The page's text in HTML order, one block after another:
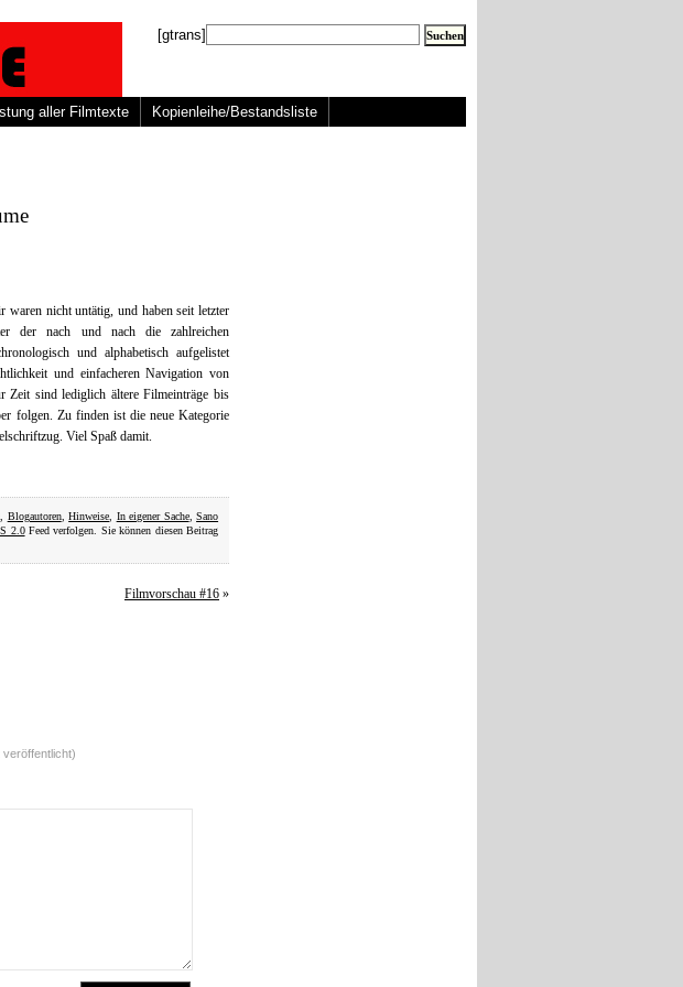
[gtrans]
aller Filmtexte Kopienleihe/Bestandsliste
nicht untätig, und haben seit letzter
der nach und nach die zahlreichen
und alphabetisch aufgelistet
und einfacheren Navigation von
Zeit sind lediglich ältere Filmeinträge bis
folgen. Zu finden ist die neue Kategorie
Viel Spaß damit.
Blogautoren,Hinweise In eigener Sache,Sano
2.0Feed verfolgen. Sie können diesen Beitrag
Filmvorschau #16 »
veröffentlicht)